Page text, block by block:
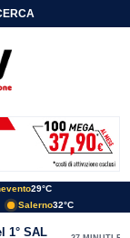
29°C
Salerno32°C
1° SAL